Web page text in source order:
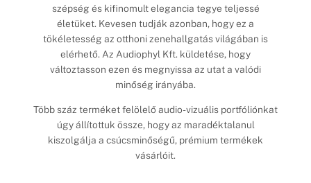
szépség és kifinomult elegancia tegye teljessé
életüket. Kevesen tudják azonban, hogy ez a
tökéletesség az otthoni zenehallgatás világában is
elérhető. Az Audiophyl Kft. küldetése, hogy
változtasson ezen és megnyissa az utat a valódi
minőség irányába.
Több száz terméket felölelő audio-vizuális portfóliónkat
úgy állítottuk össze, hogy az maradéktalanul
kiszolgálja a csúcsminőségű, prémium termékek
vásárlóit.